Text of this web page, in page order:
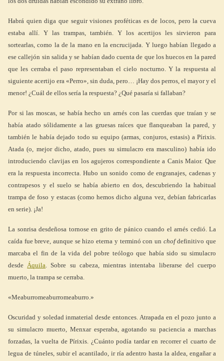
Habrá quien diga que seguir visiones proféticas es de locos, pero la cueva
estaba allí. Y las trampas, también. Y los acertijos les sirvieron para
sortearlas, como la de la mano en la encrucijada. Y luego habían llegado a
ese callejón sin salida y se habían dado cuenta de que los huecos en la pared
que les cerraba el paso representaban el cielo nocturno. Y la respuesta al
siguiente acertijo era «Perro», sin duda, pero… ¡Hay dos perros, el mayor y el
menor! ¿Cuál de ellos sería la respuesta? ¿Qué pasaría si fallaban?
Por si las moscas, se había hecho un arnés con las cuerdas que traían y se
había atado sólidamente a las gruesas raíces que flanqueaban la pared, y
también le había dejado todo su equipo (armas, conjuros, estasis) a Pírixis.
Atada (o, mejor dicho, atado, pues su simulacro era masculino) había ido
introduciendo clavijas en los agujeros correspondiente a Canis Maior. Que
era la respuesta incorrecta. Hubo un sonido como de engranajes, cadenas y
contrapesos y el suelo se había abierto en dos, descubriendo la habitual
trampa de foso y estacas (como hemos dicho alguna vez, debían fabricarlas
en serie). ¡Ja!
La sonrisa desdeñosa tornose en grito de pánico cuando el arnés cedió. La
caída fue breve, aunque se hizo eterna y terminó con un chofdefinitivo que
marcaba el fin de la vida del pobre teólogo que había sido su simulacro
desdeÁquila. Sobre su cabeza, mientras intentaba liberarse del cuerpo
muerto, la trampa se cerraba.
«Meaburromeaburromeaburro.»
Oscuridad y soledad inmaterial desde entonces. Atrapada en el pozo junto a
su simulacro muerto, Menxar esperaba, agotando su paciencia a marchas
forzadas, la vuelta de Pírixis. ¿Cuánto podía tardar en recorrer el cuarto de
legua de túneles, subir el acantilado, ir ría adentro hasta la aldea, engañar a